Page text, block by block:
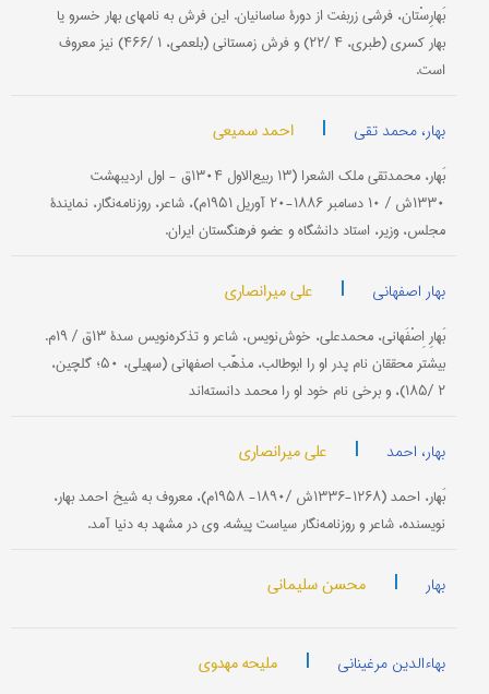
بَهارِسْتان‌، فرشی‌ زربفت‌ از دورۀ ساسانیان‌. این‌ فرش‌ به‌ نامهای بهار خسرو یا
بهار كسرى‌ (طبری‌، ۴ /۲۲) و فرش‌ زمستانی‌ (بلعمی‌، ۱ /۴۶۶) نیز معروف‌
است‌.
بهار، محمد تقی | احمد سمیعی
بَهار، محمدتقی‌ ملك‌ الشعرا (۱۳ ربیع‌الاول‌ ۱۳۰۴ق‌ - اول‌ اردیبهشت‌
۱۳۳۰ش‌ / ۱۰ دسامبر ۱۸۸۶-۲۰ آوریل‌ ۱۹۵۱م‌)، شاعر، روزنامه‌نگار، نمایندۀ
مجلس‌، وزیر، استاد دانشگاه‌ و عضو فرهنگستان‌ ایران‌.
بهار اصفهانی | علی میرانصاری
بَهارِ اِصْفَهانی‌، محمدعلی، خوش‌نویس، شاعر و تذكره‌‌نویس‌ سدۀ ۱۳ق‌ / ۱۹م‌.
بیشتر محققان نام‌ پدر او را ابوطالب‌، مذهَّب‌ اصفهانی (سهیلی‌، ۵۰؛ گلچین‌،
۲ /۱۸۵)، و برخی‌ نام‌ خود او را محمد دانسته‌اند
بهار، احمد | علی میرانصاری
بَهار، احمد (۱۲۶۸-۱۳۳۶ش‌ /۱۸۹۰- ۱۹۵۸م‌)، معروف‌ به‌ شیخ‌ احمد بهار،
نویسنده‌، شاعر و روزنامه‌نگار سیاست‌ پیشه‌. وی‌ در مشهد به‌ دنیا آمد.
بهار | محسن سلیمانی
بهاءالدین مرغینانی | ملیحه مهدوی